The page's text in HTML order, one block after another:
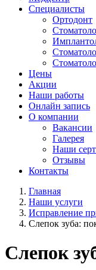
Специалисты
Ортодонт
Цены
Акции
Наши работы
Онлайн запись
О компании
Вакансии
Галерея
Наши
Отзывы
Контакты
Главная
Наши услуги
Исправление
Слепок зуба:
Слепок